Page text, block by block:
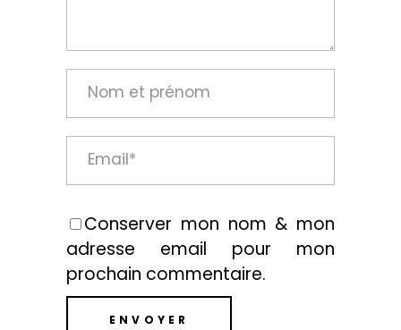
Conserver mon nom & mon
adresse email pour mon
prochain commentaire.